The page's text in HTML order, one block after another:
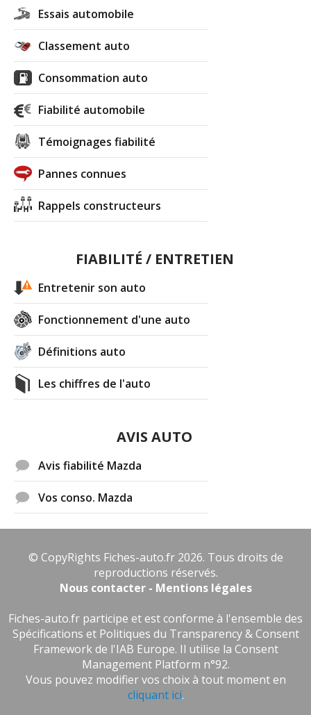
Essais automobile
Classement auto
Consommation auto
Fiabilité automobile
Témoignages fiabilité
Pannes connues
Rappels constructeurs
FIABILITÉ / ENTRETIEN
Entretenir son auto
Fonctionnement d'une auto
Définitions auto
Les chiffres de l'auto
AVIS AUTO
Avis fiabilité Mazda
Vos conso. Mazda
© CopyRights Fiches-auto.fr 2026. Tous droits de
reproductions réservés.
Nous contacter - Mentions légales
Fiches-auto.fr participe et est conforme à l'ensemble des
Spécifications et Politiques du Transparency & Consent
Framework de l'IAB Europe. Il utilise la Consent
Management Platform n°92.
Vous pouvez modifier vos choix à tout moment en
cliquant ici.